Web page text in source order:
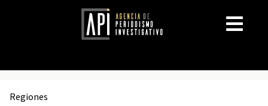
Regiones